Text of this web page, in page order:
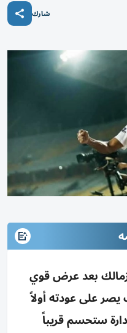
شارك
بعد عرض قوي
على عودته أولاً
ستحسم قريباً